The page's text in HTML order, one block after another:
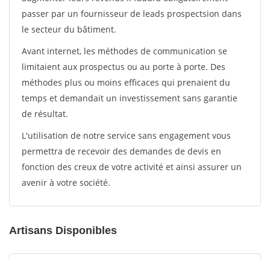
passer par un fournisseur de leads prospectsion dans
le secteur du bâtiment.
Avant internet, les méthodes de communication se
limitaient aux prospectus ou au porte à porte. Des
méthodes plus ou moins efficaces qui prenaient du
temps et demandait un investissement sans garantie
de résultat.
L'utilisation de notre service sans engagement vous
permettra de recevoir des demandes de devis en
fonction des creux de votre activité et ainsi assurer un
avenir à votre société.
Artisans Disponibles